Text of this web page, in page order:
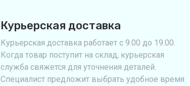
Курьерская доставка
Курьерская доставка работает с 9.00 до 19.00.
Когда товар поступит на склад, курьерская
служба свяжется для уточнения деталей.
Специалист предложит выбрать удобное время